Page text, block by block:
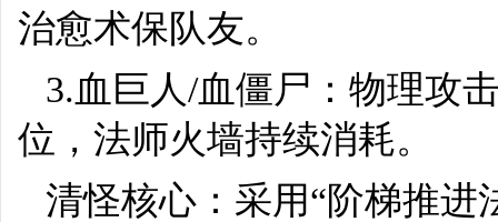
治愈术保队友。
3.血巨人/血僵尸：物理攻
位，法师火墙持续消耗。
清怪核心：采用“阶梯推